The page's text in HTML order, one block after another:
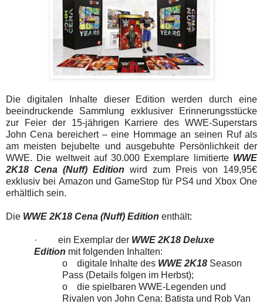
Die digitalen Inhalte dieser Edition werden durch eine
beeindruckende Sammlung exklusiver Erinnerungsstücke
zur Feier der 15-jährigen Karriere des WWE-Superstars
John Cena bereichert – eine Hommage an seinen Ruf als
am meisten bejubelte und ausgebuhte Persönlichkeit der
WWE. Die weltweit auf 30.000 Exemplare limitierte WWE
2K18 Cena (Nuff) Edition wird zum Preis von 149,95€
exklusiv bei Amazon und GameStop für PS4 und Xbox One
erhältlich sein.
Die WWE 2K18 Cena (Nuff) Edition enthält:
· ein Exemplar der WWE 2K18 Deluxe
Edition mit folgenden Inhalten:
o
digitale Inhalte des WWE 2K18 Season
Pass (Details folgen im Herbst);
o
die spielbaren WWE-Legenden und
Rivalen von John Cena: Batista und Rob Van